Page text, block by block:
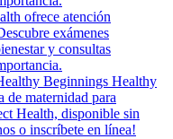
ofrece atención
exámenes
y consultas
Beginnings Healthy
de maternidad para
Health, disponible sin
o inscríbete en línea!